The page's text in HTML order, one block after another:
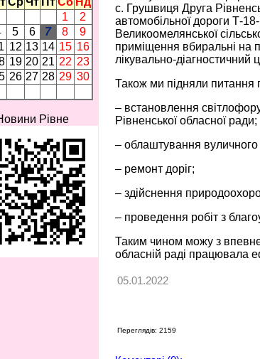
1
2
5 6 7 8
9
12 13 14 15 16
19 20 21 22 23
26 27 28 29 30
Рівне
с. Грушвиця Друга
автомобільної дороги Т-
Великоомелянської
приміщення вбиральні на
лікувально-діагностичний
Також ми підняли питання
– встановлення
Рівненської обласної ради;
– облаштування вуличного
– ремонт доріг;
– здійснення
– проведення робіт з
Таким чином можу з
обласній раді працювала
05.01.2022
Переглядів: 2159